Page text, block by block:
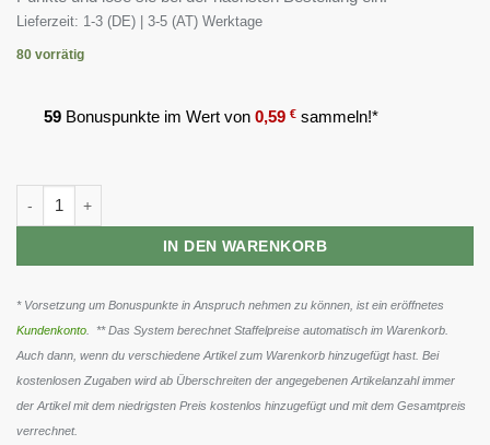
Lieferzeit: 1-3 (DE) | 3-5 (AT) Werktage
80 vorrätig
59 Bonuspunkte im Wert von 0,59 € sammeln!*
Big Zone Citrus Bergamot 90 Kapseln Menge
IN DEN WARENKORB
* Vorsetzung um Bonuspunkte in Anspruch nehmen zu können, ist ein eröffnetes
Kundenkonto . ** Das System berechnet Staffelpreise automatisch im Warenkorb.
Auch dann, wenn du verschiedene Artikel zum Warenkorb hinzugefügt hast. Bei
kostenlosen Zugaben wird ab Überschreiten der angegebenen Artikelanzahl immer
der Artikel mit dem niedrigsten Preis kostenlos hinzugefügt und mit dem Gesamtpreis
verrechnet.